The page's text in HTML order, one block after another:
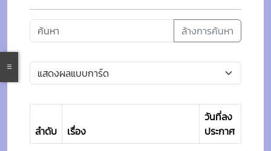
ล้างการค้นหา
ลำดับ เรื่อง
วันที่ลง
ประกาศ